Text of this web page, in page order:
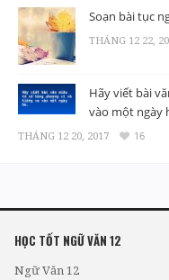
Soạn bài tục
THÁNG 12 22,
Hãy viết bài
vào một ngày
THÁNG 12 20, 2017 16
HỌC TỐT NGỮ VĂN 12
Ngữ Văn 12